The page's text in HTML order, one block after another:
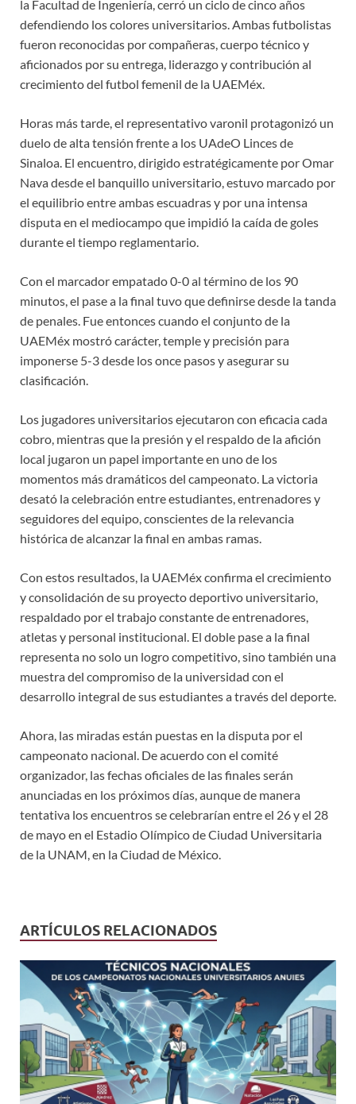
la Facultad de Ingeniería, cerró un ciclo de cinco años
defendiendo los colores universitarios. Ambas futbolistas
fueron reconocidas por compañeras, cuerpo técnico y
aficionados por su entrega, liderazgo y contribución al
crecimiento del futbol femenil de la UAEMéx.
Horas más tarde, el representativo varonil protagonizó un
duelo de alta tensión frente a los UAdeO Linces de
Sinaloa. El encuentro, dirigido estratégicamente por Omar
Nava desde el banquillo universitario, estuvo marcado por
el equilibrio entre ambas escuadras y por una intensa
disputa en el mediocampo que impidió la caída de goles
durante el tiempo reglamentario.
Con el marcador empatado 0-0 al término de los 90
minutos, el pase a la final tuvo que definirse desde la tanda
de penales. Fue entonces cuando el conjunto de la
UAEMéx mostró carácter, temple y precisión para
imponerse 5-3 desde los once pasos y asegurar su
clasificación.
Los jugadores universitarios ejecutaron con eficacia cada
cobro, mientras que la presión y el respaldo de la afición
local jugaron un papel importante en uno de los
momentos más dramáticos del campeonato. La victoria
desató la celebración entre estudiantes, entrenadores y
seguidores del equipo, conscientes de la relevancia
histórica de alcanzar la final en ambas ramas.
Con estos resultados, la UAEMéx confirma el crecimiento
y consolidación de su proyecto deportivo universitario,
respaldado por el trabajo constante de entrenadores,
atletas y personal institucional. El doble pase a la final
representa no solo un logro competitivo, sino también una
muestra del compromiso de la universidad con el
desarrollo integral de sus estudiantes a través del deporte.
Ahora, las miradas están puestas en la disputa por el
campeonato nacional. De acuerdo con el comité
organizador, las fechas oficiales de las finales serán
anunciadas en los próximos días, aunque de manera
tentativa los encuentros se celebrarían entre el 26 y el 28
de mayo en el Estadio Olímpico de Ciudad Universitaria
de la UNAM, en la Ciudad de México.
ARTÍCULOS RELACIONADOS